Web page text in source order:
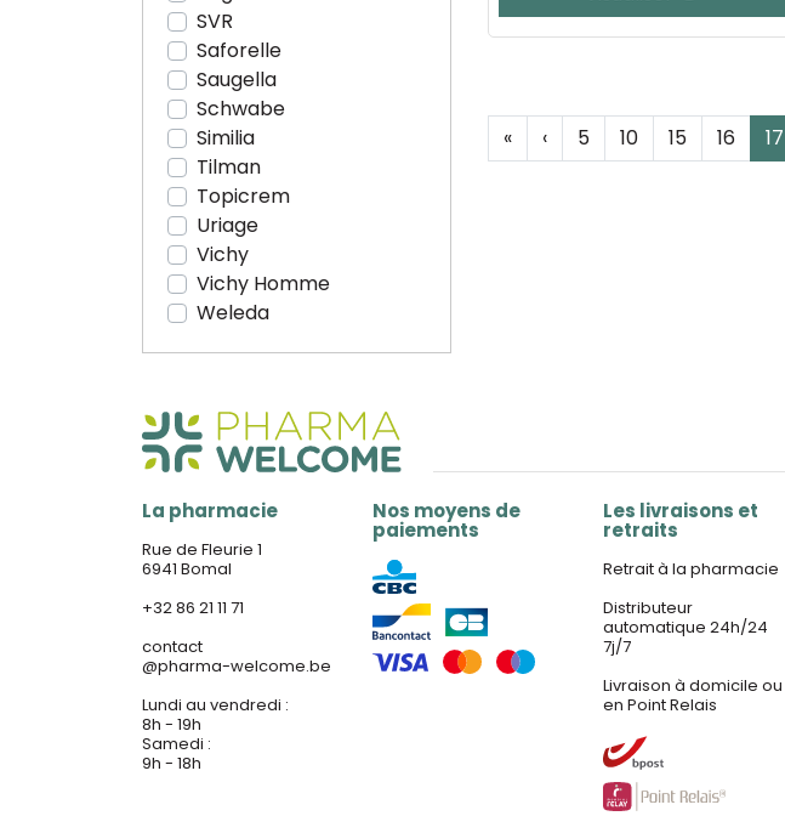
SVR
Saforelle
Saugella
Schwabe
Similia
Tilman
Topicrem
Uriage
Vichy
Vichy Homme
Weleda
« ‹ 5 10 15 16 17
La pharmacie
Rue de Fleurie 1
6941 Bomal
+32 86 21 11 71
contact
@pharma-welcome.be
Lundi au vendredi :
8h - 19h
Samedi :
9h - 18h
Nos moyens de
paiements
Les livraisons et
retraits
Retrait à la pharmacie
Distributeur
automatique 24h/24
7j/7
Livraison à domicile ou
en Point Relais